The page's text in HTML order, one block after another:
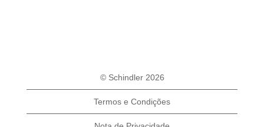
© Schindler 2026
Termos e Condições